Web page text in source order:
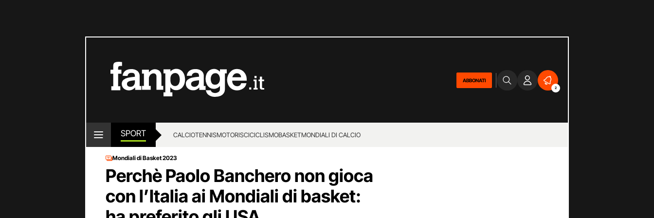
ABBONATI
2
SPORT CALCIOTENNISMOTORISCICICLISMOBASKETMONDIALI DI CALCIO
Mondiali di Basket 2023
Perchè Paolo Banchero non gioca
con l’Italia ai Mondiali di basket: